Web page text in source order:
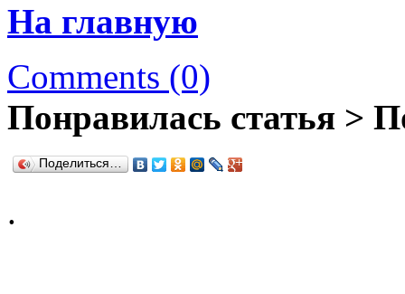
На главную
Comments (0)
Понравилась статья >
Поделиться…
.